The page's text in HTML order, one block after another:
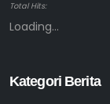
Total Hits:
Loading...
Kategori Berita